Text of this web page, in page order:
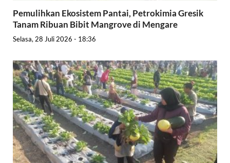
Pemulihkan Ekosistem Pantai, Petrokimia Gresik
Tanam Ribuan Bibit Mangrove di Mengare
Selasa, 28 Juli 2026 - 18:36